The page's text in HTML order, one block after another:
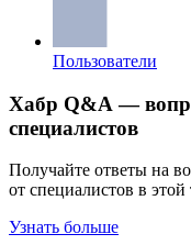
Пользователи
Хабр Q&A —
специалистов
Получайте ответы на
от специалистов в этой
Узнать больше